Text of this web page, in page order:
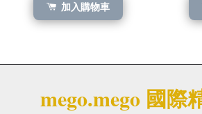
加入購物車
mego.mego 國際